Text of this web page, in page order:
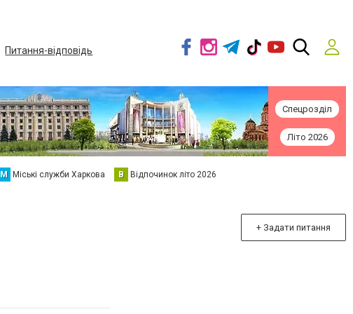
Питання-відповідь
Спецрозділ
Літо 2026
М Міські служби Харкова В Відпочинок літо 2026
+ Задати питання